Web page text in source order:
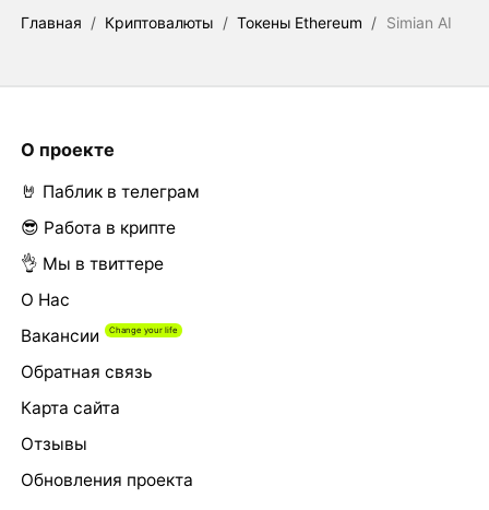
Главная / Криптовалюты / Токены Ethereum / Simian AI
О проекте
🤘 Паблик в телеграм
😎 Работа в крипте
👌 Мы в твиттере
О Нас
Вакансии
Обратная связь
Карта сайта
Отзывы
Обновления проекта